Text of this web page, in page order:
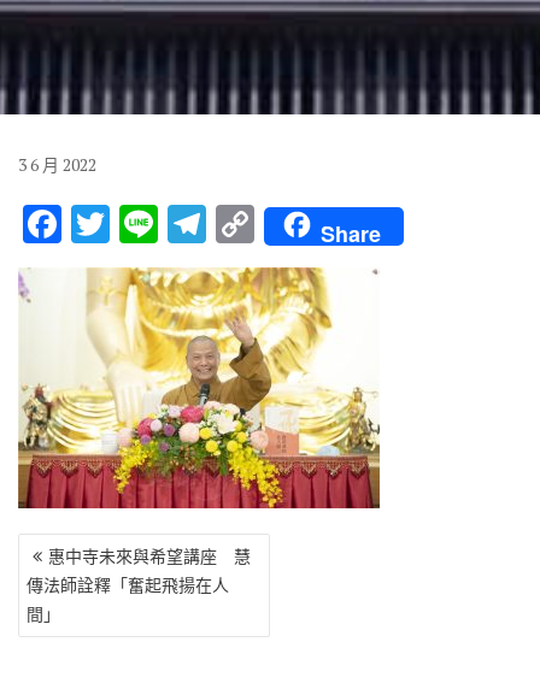
36 月 2022
F
ac
o
o
k
T
w
it
te
r
Li
n
e
T
el
e
gr
a
m
C
o
p
y
Li
n
k
Share
文
章
導
覽
惠中寺未來與希望講座 慧
傳法師詮釋「奮起飛揚在人
間」